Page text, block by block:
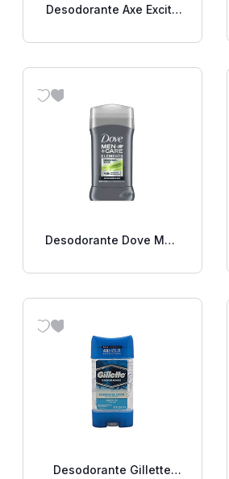
Desodorante Axe Excite
Desodorante Dove Men
Oz.
Desodorante Gillette